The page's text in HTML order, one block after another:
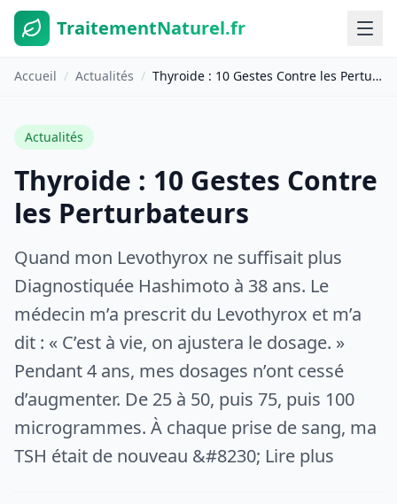
TraitementNaturel.fr
Accueil / Actualités / Thyroide : 10 Gestes Contre les Perturbateurs
Actualités
Thyroide : 10 Gestes Contre
les Perturbateurs
Quand mon Levothyrox ne suffisait plus
Diagnostiquée Hashimoto à 38 ans. Le
médecin m’a prescrit du Levothyrox et m’a
dit : « C’est à vie, on ajustera le dosage. »
Pendant 4 ans, mes dosages n’ont cessé
d’augmenter. De 25 à 50, puis 75, puis 100
microgrammes. À chaque prise de sang, ma
TSH était de nouveau &#8230; Lire plus